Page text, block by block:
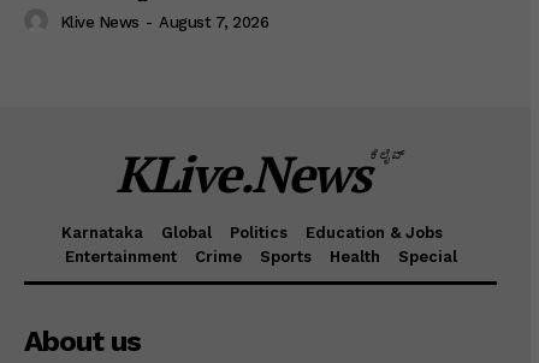
Klive News - August 7, 2026
KLive.Newsಕೆಲೈವ್
Karnataka Global Politics
Education & Jobs
Entertainment
Crime Sports Health Special
About us